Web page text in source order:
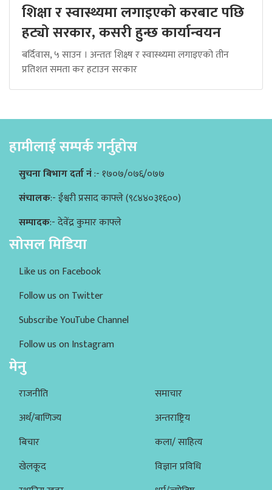
शिक्षा र स्वास्थ्यमा लगाइएको करबाट पछि
हट्यो सरकार, कसरी हुन्छ कार्यान्वयन
बर्दिवास, ५ साउन । अन्ततः शिक्ष्ष र स्वास्थ्यमा लगाइएको तीन
प्रतिशत समता कर हटाउन सरकार
हामीलाई सम्पर्क गर्नुहोस
सुचना बिभाग दर्ता नं:- १७०७/०७६/०७७
संचालक:- ईश्वरी प्रसाद काफ्ले (९८४४०३१६००)
सम्पादक:- देवेंद्र कुमार काफ्ले
सोसल मिडिया
Like us on Facebook
Follow us on Twitter
Subscribe YouTube Channel
Follow us on Instagram
मेनु
राजनीति
अर्थ/बाणिज्य
बिचार
खेलकूद
समाचार
अन्तराष्ट्रिय
कला/ साहित्य
विज्ञान प्रविधि